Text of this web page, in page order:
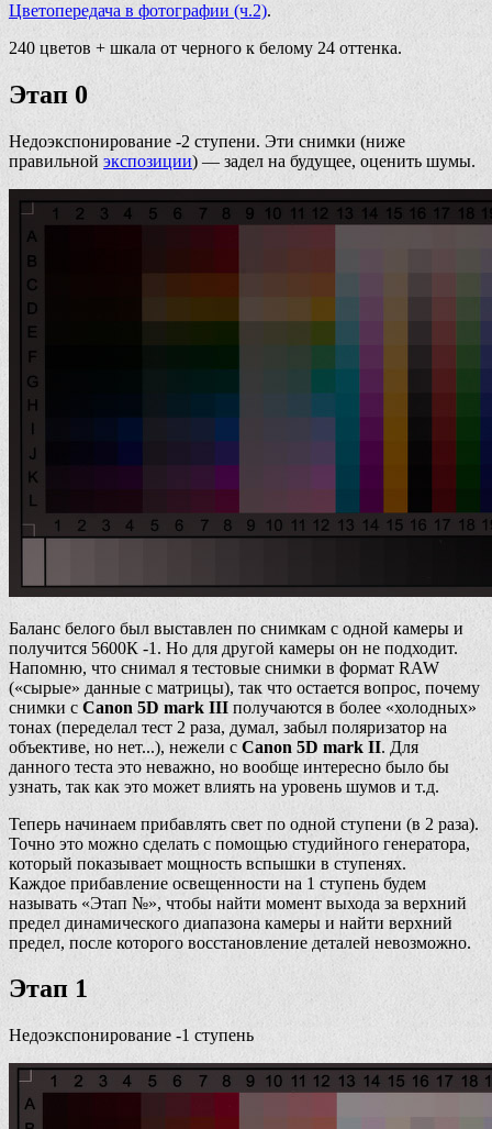
Цветопередача в фотографии (ч.2).
240 цветов + шкала от черного к белому 24 оттенка.
Этап 0
Недоэкспонирование -2 ступени. Эти снимки (ниже
правильной экспозиции) — задел на будущее, оценить шумы.
Баланс белого был выставлен по снимкам с одной камеры и
получится 5600К -1. Но для другой камеры он не подходит.
Напомню, что снимал я тестовые снимки в формат RAW
(«сырые» данные с матрицы), так что остается вопрос, почему
снимки с Canon 5D mark III получаются в более «холодных»
тонах (переделал тест 2 раза, думал, забыл поляризатор на
объективе, но нет...), нежели с Canon 5D mark II. Для
данного теста это неважно, но вообще интересно было бы
узнать, так как это может влиять на уровень шумов и т.д.
Теперь начинаем прибавлять свет по одной ступени (в 2 раза).
Точно это можно сделать с помощью студийного генератора,
который показывает мощность вспышки в ступенях.
Каждое прибавление освещенности на 1 ступень будем
называть «Этап №», чтобы найти момент выхода за верхний
предел динамического диапазона камеры и найти верхний
предел, после которого восстановление деталей невозможно.
Этап 1
Недоэкспонирование -1 ступень